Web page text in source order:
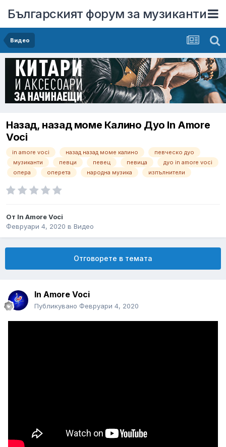
Българският форум за музиканти
Видео
Назад, назад моме Калино Дуо In Amore
Voci
in amore voci назад назад моме калино
певческо дуо
музиканти
певци певец певица
дуо in amore voci
опера
оперета народна музика изпълнители
От In Amore Voci
Февруари 4, 2020 в Видео
Отговорете в темата
In Amore Voci
Публикувано Февруари 4, 2020